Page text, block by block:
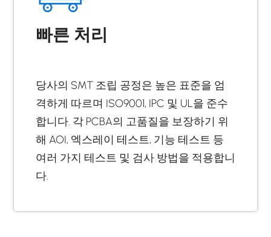
빠른 처리
당사의 SMT 조립 공정은 높은 표준을 엄
격하게 따르며 ISO9001, IPC 및 UL을 준수
합니다. 각 PCBA의 고품질을 보장하기 위
해 AOI, 엑스레이 테스트, 기능 테스트 등
여러 가지 테스트 및 검사 방법을 적용합니
다.